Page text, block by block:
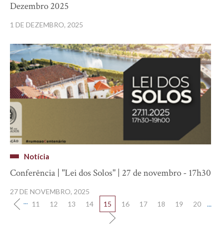
Dezembro 2025
1 DE DEZEMBRO, 2025
Notícia
Conferência | "Lei dos Solos" | 27 de novembro - 17h30
27 DE NOVEMBRO, 2025
... 11 12 13 14 15 16 17 18 19 20 ...